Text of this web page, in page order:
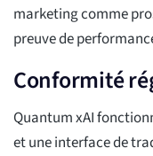
marketing comme
preuve de
Conformité
Quantum xAI
et une interface de